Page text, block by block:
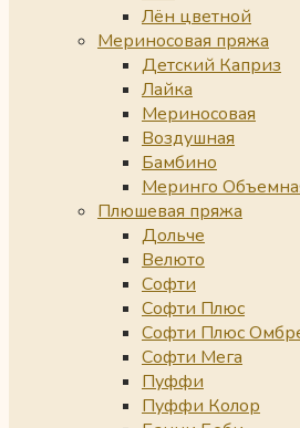
Лён цветной
Мериносовая пряжа
Детский Каприз
Лайка
Мериносовая
Воздушная
Бамбино
Меринго
Плюшевая пряжа
Дольче
Велюто
Софти
Софти Плюс
Софти Плюс
Софти Мега
Пуффи
Пуффи Колор